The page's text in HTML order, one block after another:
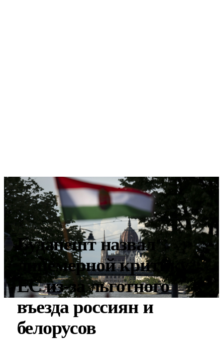
Будапешт назвал
лицемерной критику
ЕС из-за льготного
въезда россиян и
белорусов